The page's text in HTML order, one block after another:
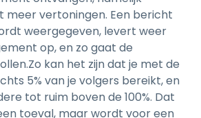
meer vertoningen. Een bericht
weergegeven, levert weer
op, en zo gaat de
kan het zijn dat je met de
5% van je volgers bereikt, en
tot ruim boven de 100%. Dat
toeval, maar wordt voor een